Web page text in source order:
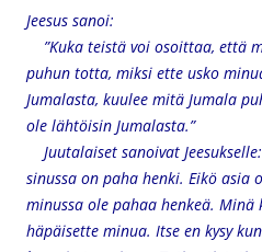
Jeesus sanoi:
”Kuka teistä voi osoittaa, että
puhun totta, miksi ette usko
Jumalasta, kuulee mitä Jumala
ole lähtöisin Jumalasta.”
Juutalaiset sanoivat
sinussa on paha henki. Eikö asia
minussa ole pahaa henkeä.
häpäisette minua. Itse en kysy